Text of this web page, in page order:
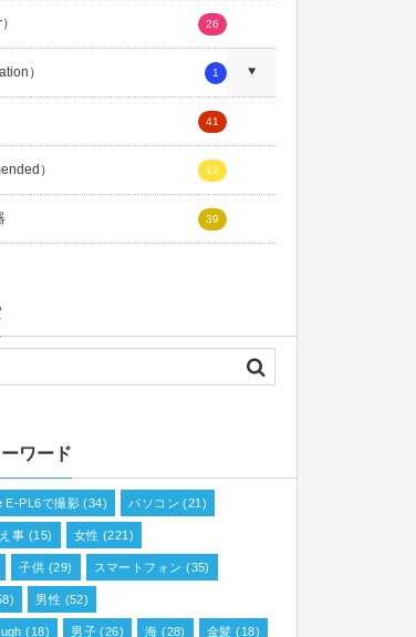
26
） 1
41
） 12
39
ワード
E-PL6で撮影 (34) パソコン (21)
事 (15) 女性 (221)
子供 (29) スマートフォン (35)
男性 (52)
(18) 男子 (26) 海 (28) 金髪 (18)